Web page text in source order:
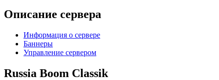
Описание сервера
Информация о сервере
Баннеры
Управление сервером
Russia Boom Classik